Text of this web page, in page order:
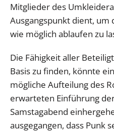
Mitglieder des
Ausgangspunkt dient, um
wie möglich ablaufen zu
Die Fähigkeit aller
Basis zu finden, könnte
mögliche Aufteilung des
erwarteten Einführung
Samstagabend
ausgegangen, dass Punk